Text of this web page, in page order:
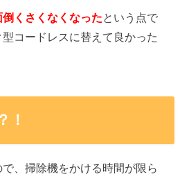
くさくなくなったという点で
コードレスに替えて良かった
！
、掃除機をかける時間が限ら